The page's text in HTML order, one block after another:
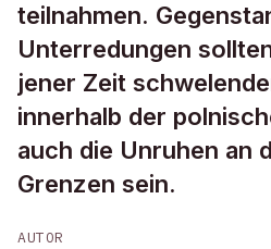
teilnahmen.
Unterredungen
jener Zeit
innerhalb der
auch die Unruhen an
Grenzen sein.
AUTOR